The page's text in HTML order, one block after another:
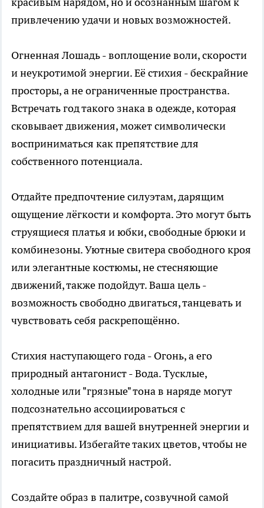
привлечению удачи и новых возможностей.
Огненная Лошадь - воплощение воли, скорости
и неукротимой энергии. Её стихия - бескрайние
просторы, а не ограниченные пространства.
Встречать год такого знака в одежде, которая
сковывает движения, может символически
восприниматься как препятствие для
собственного потенциала.
Отдайте предпочтение силуэтам, дарящим
ощущение лёгкости и комфорта. Это могут быть
струящиеся платья и юбки, свободные брюки и
комбинезоны. Уютные свитера свободного кроя
или элегантные костюмы, не стесняющие
движений, также подойдут. Ваша цель -
возможность свободно двигаться, танцевать и
чувствовать себя раскрепощённо.
Стихия наступающего года - Огонь, а его
природный антагонист - Вода. Тусклые,
холодные или "грязные" тона в наряде могут
подсознательно ассоциироваться с
препятствием для вашей внутренней энергии и
инициативы. Избегайте таких цветов, чтобы не
погасить праздничный настрой.
Создайте образ в палитре, созвучной самой